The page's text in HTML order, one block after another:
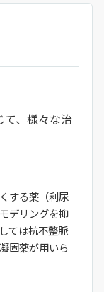
て、様々な治
する薬（利尿
デリングを抑
ては抗不整脈
固薬が用いら